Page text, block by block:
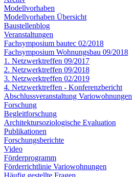
Modellvorhaben
Modellvorhaben Übersicht
Baustellenblog
Veranstaltungen
Fachsymposium bautec 02/2018
Fachsymposium Wohnungsbau 09/2018
1. Netzwerktreffen 09/2017
2. Netzwerktreffen 09/2018
3. Netzwerktreffen 02/2019
4. Netzwerktreffen - Konferenzbericht
Abschlussveranstaltung Variowohnungen
Forschung
Begleitforschung
Architektursoziologische Evaluation
Publikationen
Forschungsberichte
Video
Förderprogramm
Förderrichtlinie Variowohnungen
Häufig gestellte Fragen